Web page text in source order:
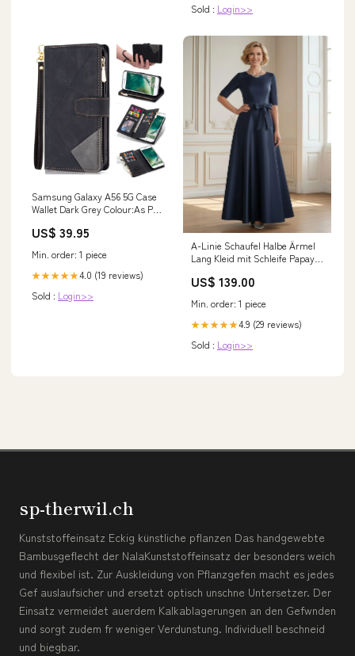
Sold : Login>>
Samsung Galaxy A56 5G Case
Wallet Dark Grey Colour:As Per
US$ 39.95
Min. order: 1 piece
★★★★★4.0 (19 reviews)
Sold : Login>>
A-Linie Schaufel Halbe Ärmel
Lang Kleid mit Schleife Papaya
US$ 139.00
Min. order: 1 piece
★★★★★4.9 (29 reviews)
Sold : Login>>
sp-therwil.ch
Kunststoffeinsatz Eckig künstliche pflanzen Das handgewebte
Bambusgeflecht der NalaKunststoffeinsatz der besonders weich
und flexibel ist. Zur Auskleidung von Pflanzgefen macht es jedes
Gef auslaufsicher und ersetzt optisch unschne Untersetzer. Der
Einsatz vermeidet auerdem Kalkablagerungen an den Gefwnden
und sorgt zudem fr weniger Verdunstung. Individuell beschneid
und biegbar.